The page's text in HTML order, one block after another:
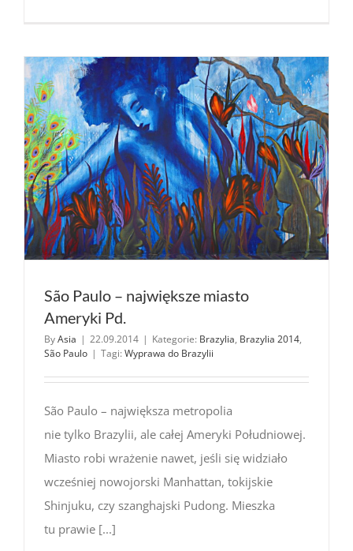
z serca
palmy
São Paulo – największe miasto
Ameryki Pd.
ByAsia | 22.09.2014 | Kategorie: Brazylia, Brazylia 2014,
São Paulo | Tagi: Wyprawa do Brazylii
São Paulo – największa metropolia
nie tylko Brazylii, ale całej Ameryki Południowej.
Miasto robi wrażenie nawet, jeśli się widziało
wcześniej nowojorski Manhattan, tokijskie
Shinjuku, czy szanghajski Pudong. Mieszka
tu prawie [...]